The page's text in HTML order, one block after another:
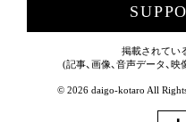
掲載されてい
(記事、画像、音声データ、
© 2026 daigo-kotaro All